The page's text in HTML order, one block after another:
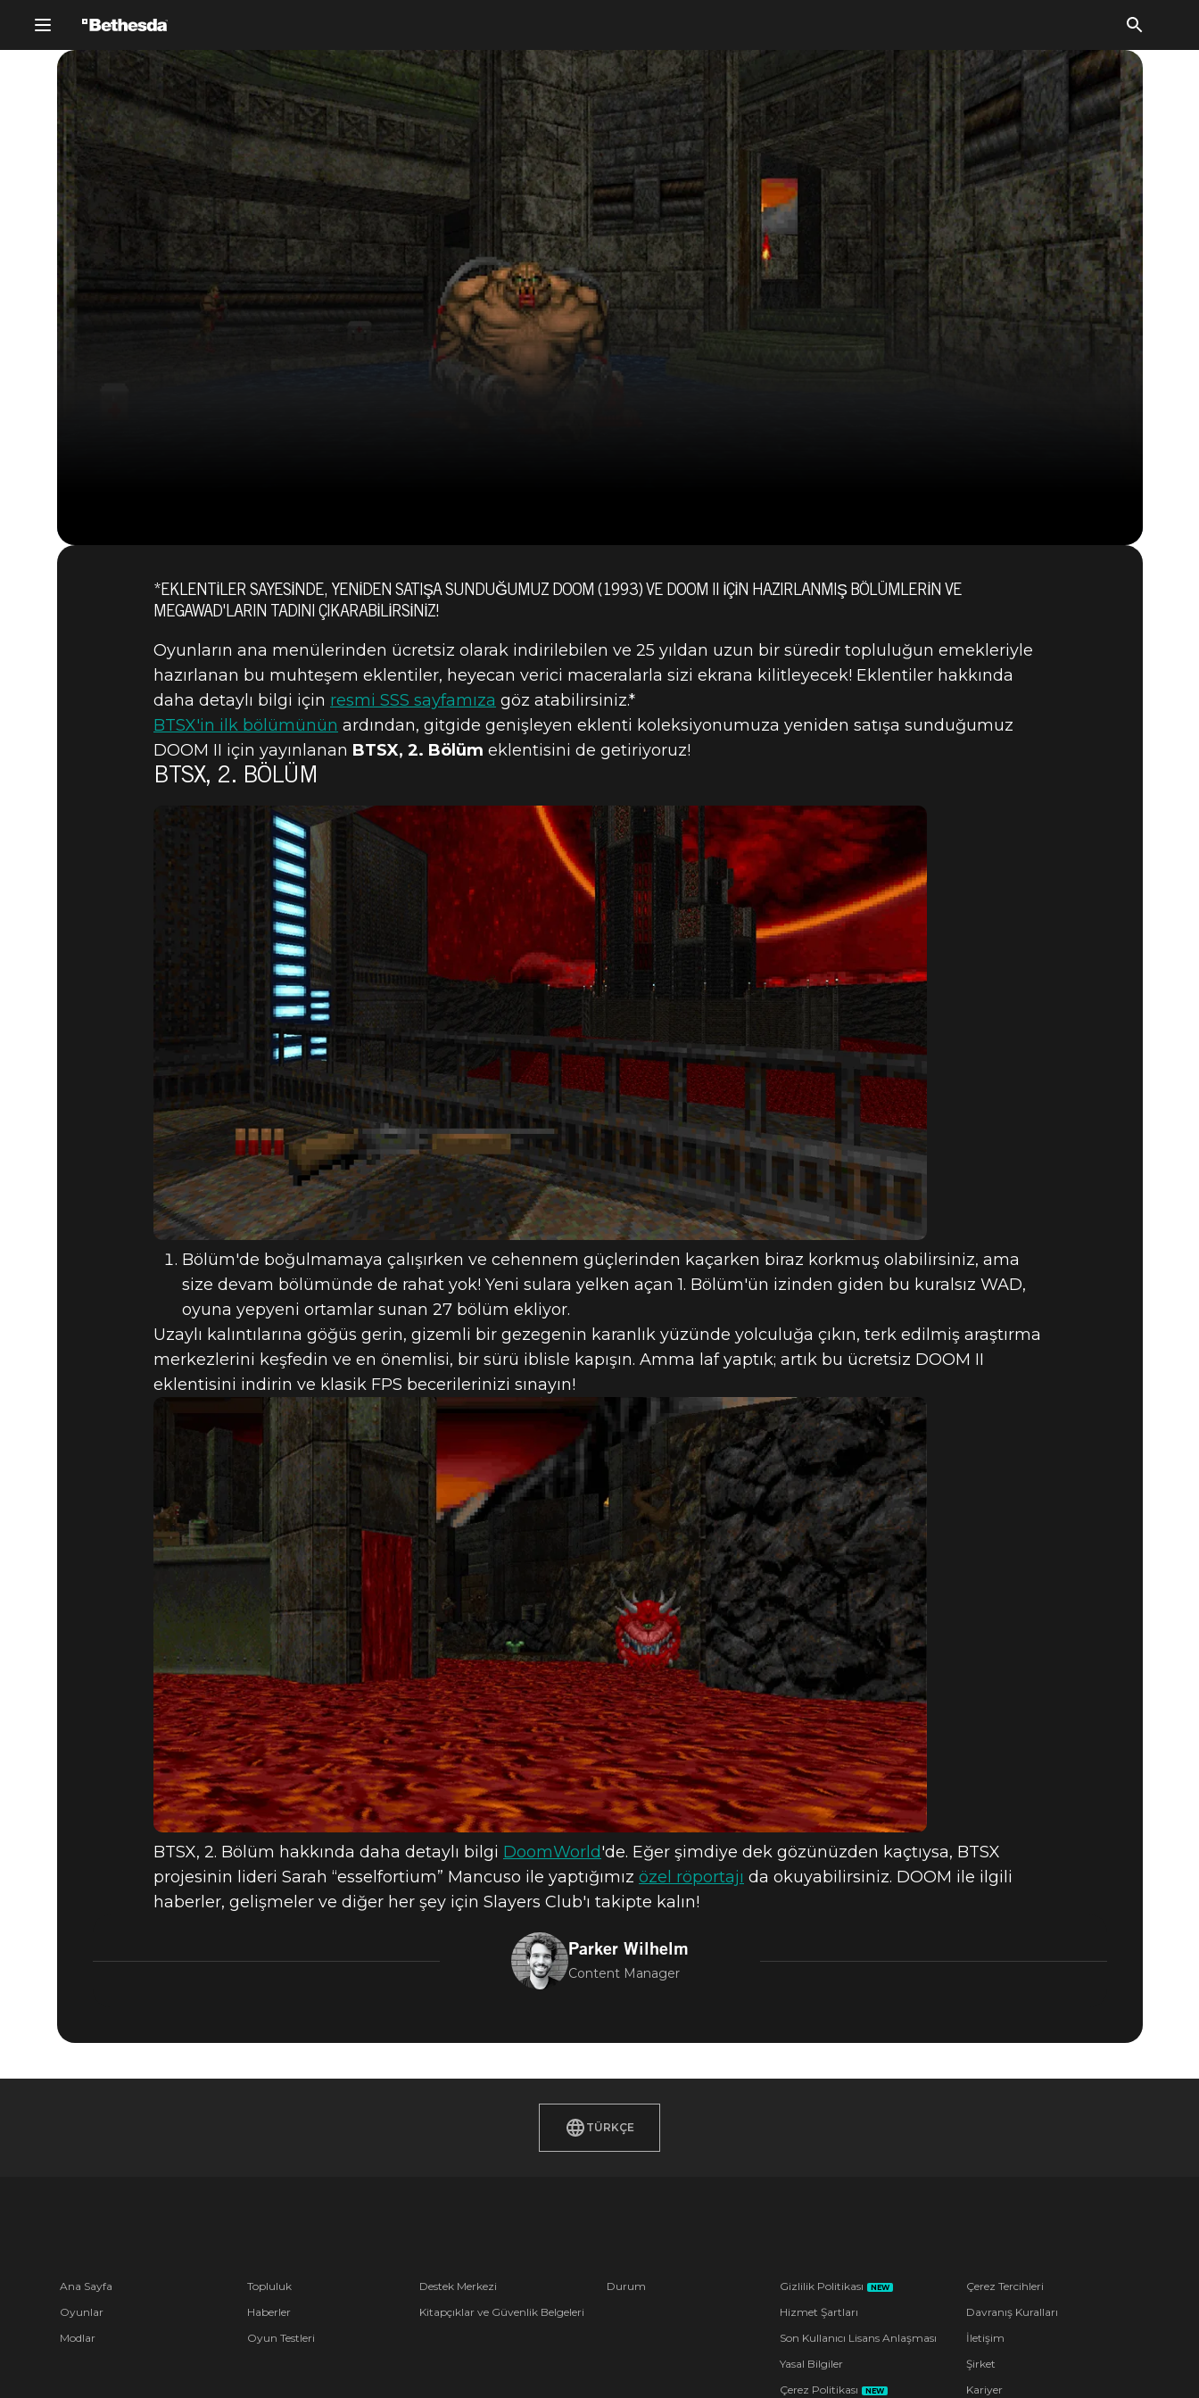
DOOM® Eternal 13 Ağustos 2020
YENI EKLENTI GELDI: BTSX, 2.
BÖLÜM!
*EKLENTILER SAYESINDE, YENIDEN SATIŞA SUNDUĞUMUZ DOOM (1993) VE DOOM II IÇIN HAZIRLANMIŞ BÖLÜMLERIN VE
MEGAWAD'LARIN TADINI ÇIKARABILIRSINIZ!
Oyunların ana menülerinden ücretsiz olarak indirilebilen ve 25 yıldan uzun bir süredir topluluğun emekleriyle
hazırlanan bu muhteşem eklentiler, heyecan verici maceralarla sizi ekrana kilitleyecek! Eklentiler hakkında
daha detaylı bilgi için resmi SSS sayfamıza göz atabilirsiniz.*
BTSX'in ilk bölümünün ardından, gitgide genişleyen eklenti koleksiyonumuza yeniden satışa sunduğumuz
DOOM II için yayınlanan BTSX, 2. Bölüm eklentisini de getiriyoruz!
BTSX, 2. BÖLÜM
Bölüm'de boğulmamaya çalışırken ve cehennem güçlerinden kaçarken biraz korkmuş olabilirsiniz, ama
size devam bölümünde de rahat yok! Yeni sulara yelken açan 1. Bölüm'ün izinden giden bu kuralsız WAD,
oyuna yepyeni ortamlar sunan 27 bölüm ekliyor.
Uzaylı kalıntılarına göğüs gerin, gizemli bir gezegenin karanlık yüzünde yolculuğa çıkın, terk edilmiş araştırma
merkezlerini keşfedin ve en önemlisi, bir sürü iblisle kapışın. Amma laf yaptık; artık bu ücretsiz DOOM II
eklentisini indirin ve klasik FPS becerilerinizi sınayın!
BTSX, 2. Bölüm hakkında daha detaylı bilgi DoomWorld'de. Eğer şimdiye dek gözünüzden kaçtıysa, BTSX
projesinin lideri Sarah “esselfortium” Mancuso ile yaptığımız özel röportajı da okuyabilirsiniz. DOOM ile ilgili
haberler, gelişmeler ve diğer her şey için Slayers Club'ı takipte kalın!
Parker Wilhelm
Content Manager
TÜRKÇE
Ana Sayfa
Oyunlar
Modlar
Topluluk
Haberler
Oyun Testleri
Destek Merkezi
Kitapçıklar ve Güvenlik Belgeleri
Durum Gizlilik Politikası NEW
Hizmet Şartları
Son Kullanıcı Lisans Anlaşması
Yasal Bilgiler
Çerez Politikası
NEW
Çerez Tercihleri
Davranış Kuralları
İletişim
Şirket
Kariyer